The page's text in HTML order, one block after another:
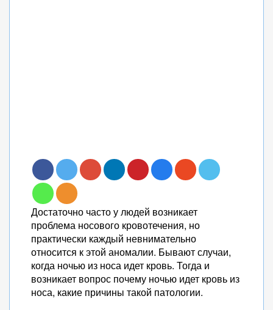
Достаточно часто у людей возникает
проблема носового кровотечения, но
практически каждый невнимательно
относится к этой аномалии. Бывают случаи,
когда ночью из носа идет кровь. Тогда и
возникает вопрос почему ночью идет кровь из
носа, какие причины такой патологии.